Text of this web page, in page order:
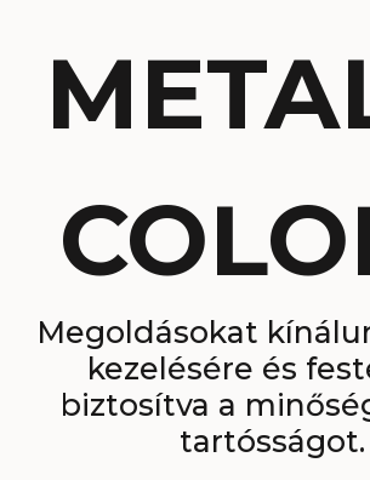
Megoldásokat
kezelésére és
biztosítva a
tartósságot.